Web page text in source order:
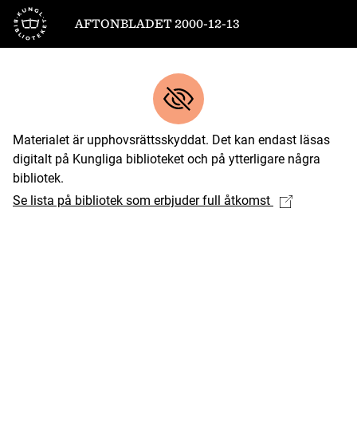
Till startsidan
AFTONBLADET 2000-12-13
Materialet är upphovsrättsskyddat. Det kan endast läsas
digitalt på Kungliga biblioteket och på ytterligare några
bibliotek.
Se lista på bibliotek som erbjuder full åtkomst